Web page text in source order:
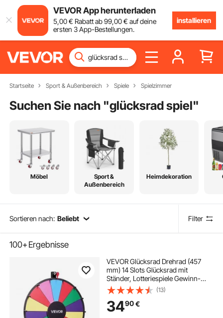
VEVOR App herunterladen
5,00€ Rabatt ab99,00€ auf deine
ersten 3 App-Bestellungen.
installieren
Startseite Sport & Außenbereich Spiele Spielzimmer
Suchen Sie nach "glücksrad spiel"
Möbel
Sport &
Außenbereich
Heimdekoration
Sortieren nach: Beliebt Filter
100+Ergebnisse
VEVOR Glücksrad Drehrad (457
mm) 14 Slots Glücksrad mit
Ständer, Lotteriespiele Gewinn-
Roulette mit Tafelschwamm und 2
Markern, 6 Farben, Spinning Prize
Wheel ideal für Party Kneipe Messe
(13)
3490€